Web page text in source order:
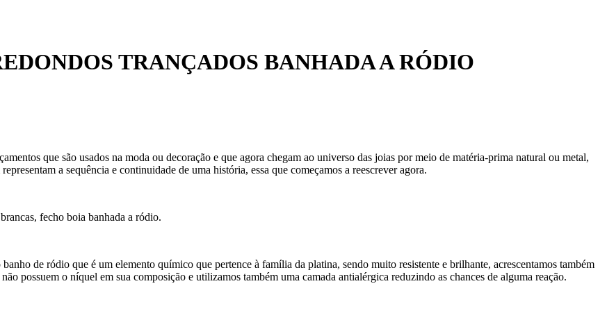
TRANÇADOS BANHADA A RÓDIO
que são usados na moda ou decoração e que agora chegam ao universo das joias por meio de matéria-prima natural ou metal,
a sequência e continuidade de uma história, essa que começamos a reescrever agora.
fecho boia banhada a ródio.
de ródio que é um elemento químico que pertence à família da platina, sendo muito resistente e brilhante, acrescentamos também
possuem o níquel em sua composição e utilizamos também uma camada antialérgica reduzindo as chances de alguma reação.